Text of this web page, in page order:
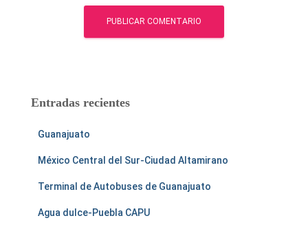
Entradas recientes
Guanajuato
México Central del Sur-Ciudad Altamirano
Terminal de Autobuses de Guanajuato
Agua dulce-Puebla CAPU